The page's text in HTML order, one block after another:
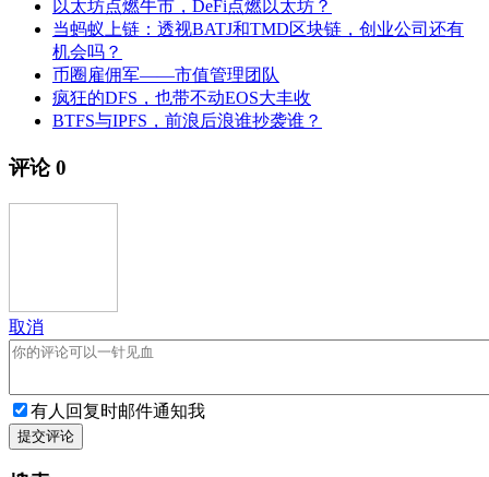
以太坊点燃牛市，DeFi点燃以太坊？
当蚂蚁上链：透视BATJ和TMD区块链，创业公司还有
机会吗？
币圈雇佣军——市值管理团队
疯狂的DFS，也带不动EOS大丰收
BTFS与IPFS，前浪后浪谁抄袭谁？
评论0
取消
有人回复时邮件通知我
提交评论